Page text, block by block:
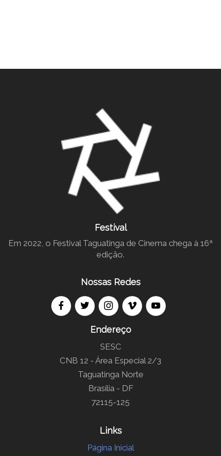
Festival
Em 2022, o Festival Taguatinga de Cinema chega à 16ª
edição.
Nossas Redes
Endereço
SESC
CNB 12 - Área Especial 2/3
Taguatinga Norte
Brasília - DF
72115-125
Links
Página Inicial